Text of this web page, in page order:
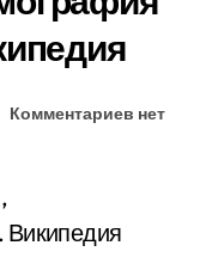
Комментариев нет